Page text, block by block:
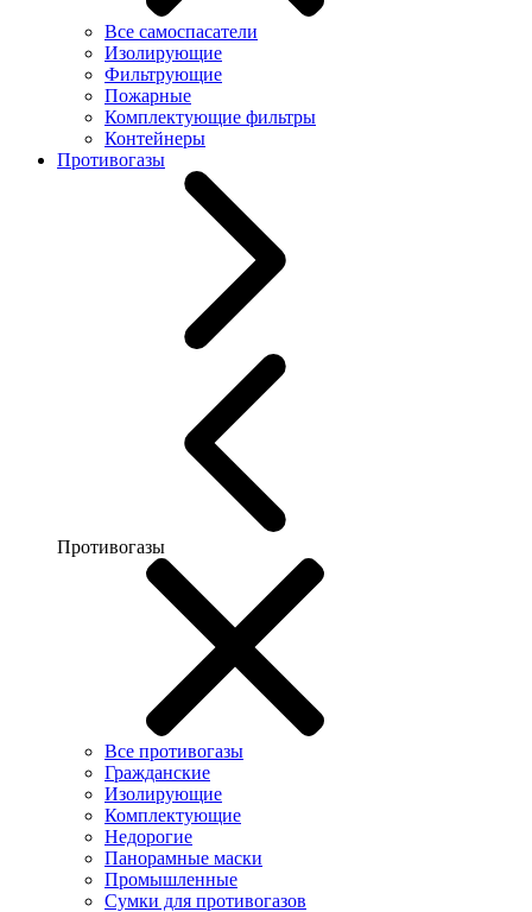
Все самоспасатели
Изолирующие
Фильтрующие
Пожарные
Комплектующие фильтры
Контейнеры
Противогазы
Противогазы
Все противогазы
Гражданские
Изолирующие
Комплектующие
Недорогие
Панорамные маски
Промышленные
Сумки для противогазов